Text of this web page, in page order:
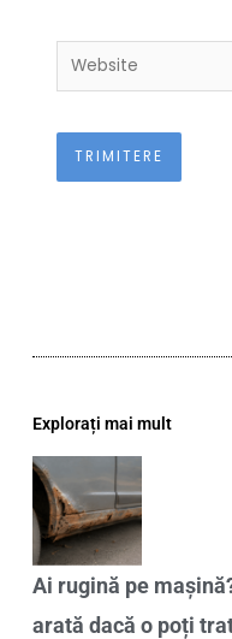
Website
Explorați mai mult
Ai rugină pe
arată dacă o poți